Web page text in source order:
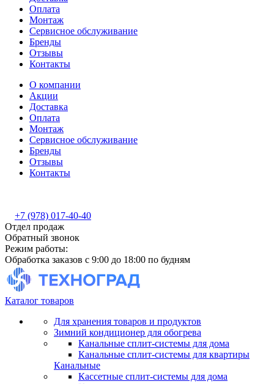
Оплата
Монтаж
Сервисное обслуживание
Бренды
Отзывы
Контакты
О компании
Акции
Доставка
Оплата
Монтаж
Сервисное обслуживание
Бренды
Отзывы
Контакты
+7 (978) 017-40-40
Отдел продаж
Обратный звонок
Режим работы:
Обработка заказов с 9:00 до 18:00 по будням
Каталог товаров
Для хранения товаров и продуктов
Зимний кондиционер для обогрева
Канальные сплит-системы для дома
Канальные сплит-системы для квартиры
Канальные
Кассетные сплит-системы для дома